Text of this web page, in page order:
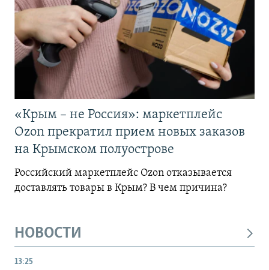
«Крым – не Россия»: маркетплейс
Ozon прекратил прием новых заказов
на Крымском полуострове
Российский маркетплейс Ozon отказывается
доставлять товары в Крым? В чем причина?
НОВОСТИ
13:25